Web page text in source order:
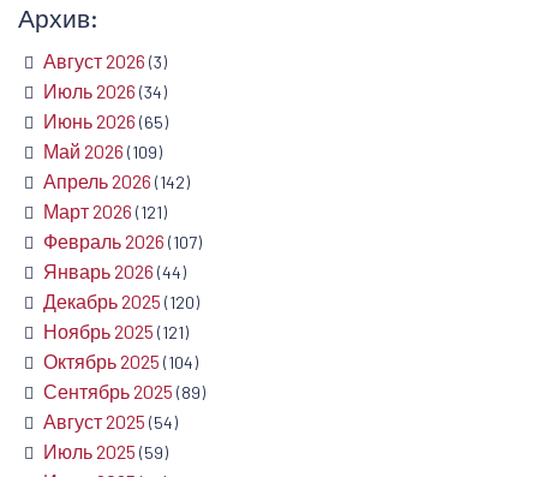
Архив:
Август 2026 (3)
Июль 2026 (34)
Июнь 2026 (65)
Май 2026 (109)
Апрель 2026 (142)
Март 2026 (121)
Февраль 2026 (107)
Январь 2026 (44)
Декабрь 2025 (120)
Ноябрь 2025 (121)
Октябрь 2025 (104)
Сентябрь 2025 (89)
Август 2025 (54)
Июль 2025 (59)